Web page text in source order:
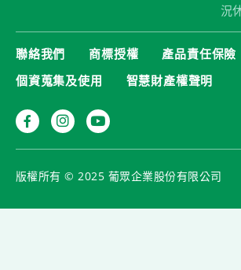
況
聯絡我們 商標授權
產品責任保險
個資蒐集及使用
智慧財產權聲明
版權所有 © 2025 葡眾企業股份有限公司